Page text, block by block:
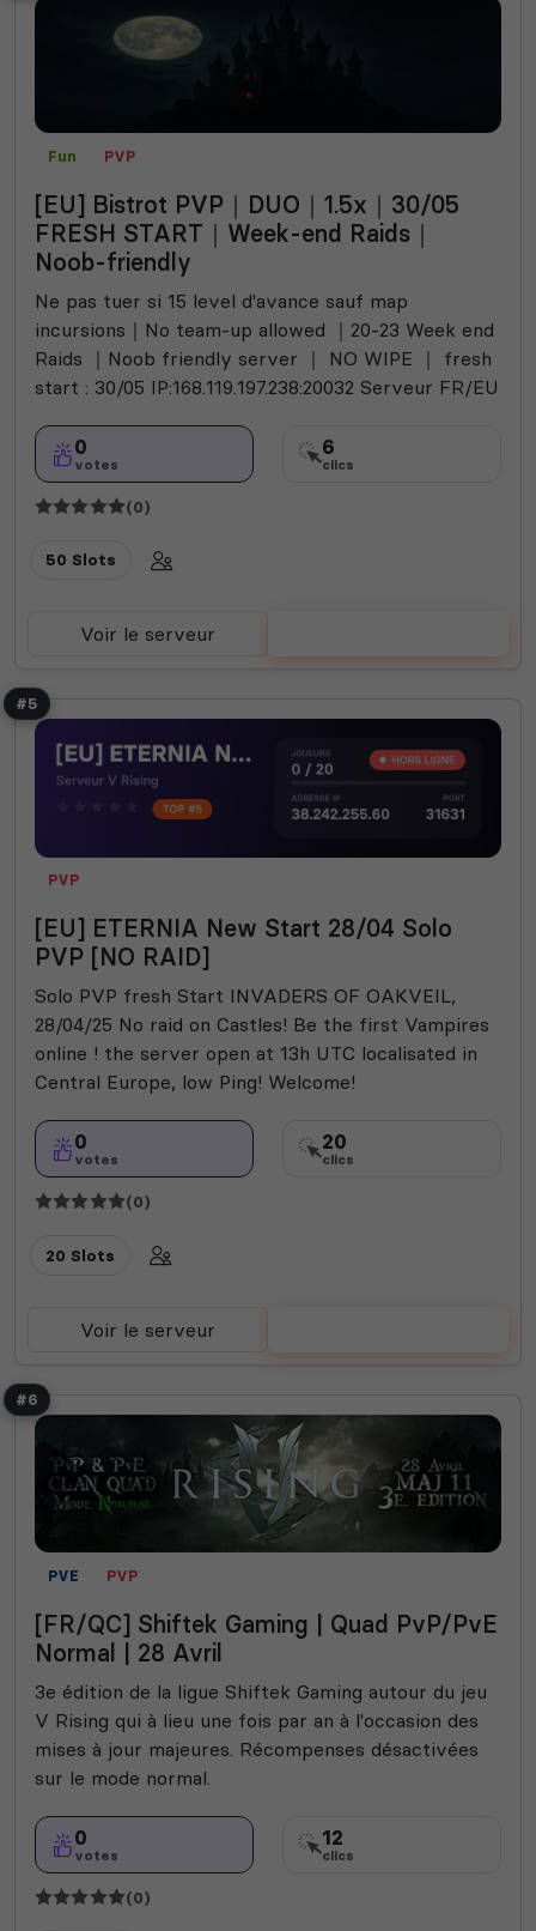
Fun PVP
[EU] Bistrot PVP｜DUO｜1.5x｜30/05
FRESH START｜Week-end Raids｜
Noob-friendly
Ne pas tuer si 15 level d'avance sauf map
incursions｜No team-up allowed ｜20-23 Week end
Raids ｜Noob friendly server ｜ NO WIPE ｜ fresh
start : 30/05 IP:168.119.197.238:20032 Serveur FR/EU
0
votes
6
clics
(0)
50 Slots
Voir le serveur
#5
PVP
[EU] ETERNIA New Start 28/04 Solo
PVP [NO RAID]
Solo PVP fresh Start INVADERS OF OAKVEIL,
28/04/25 No raid on Castles! Be the first Vampires
online ! the server open at 13h UTC localisated in
Central Europe, low Ping! Welcome!
0
votes
20
clics
(0)
20 Slots
Voir le serveur
#6
PVE PVP
[FR/QC] Shiftek Gaming | Quad PvP/PvE
Normal | 28 Avril
3e édition de la ligue Shiftek Gaming autour du jeu
V Rising qui à lieu une fois par an à l'occasion des
mises à jour majeures. Récompenses désactivées
sur le mode normal.
0
votes
12
clics
(0)